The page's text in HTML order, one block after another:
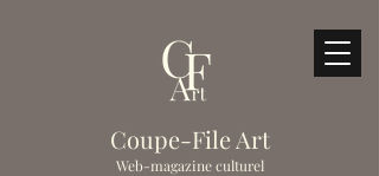
Coupe-File Art
Web-magazine culturel